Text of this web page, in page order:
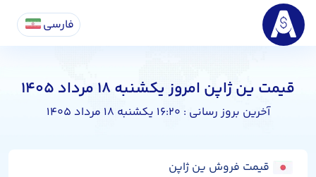
فارسی
قیمت ین ژاپن امروز یکشنبه ۱۸ مرداد ۱۴۰۵
آخرین بروز رسانی : ۱۶:۲۰ یکشنبه ۱۸ مرداد ۱۴۰۵
قیمت فروش ین ژاپن